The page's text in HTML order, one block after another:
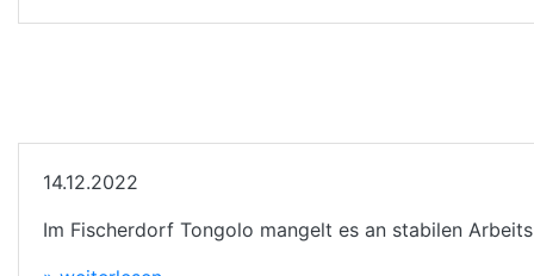
14.12.2022
Im Fischerdorf Tongolo mangelt es an stabilen